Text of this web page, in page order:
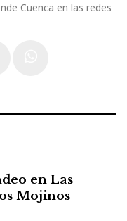
Cuenca en las redes
en Las
Mojinos